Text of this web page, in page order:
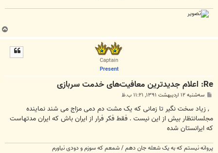
Captain
Present
Re: اعلام جدید‌ترین معافیت‌های خدمت سربازی
ت
سه‌شنبه ۱۲ اردیبهشت ۱۳۹۱, ۱۱:۲۱ ب.ظ
, زیاد سخت نگیر تا زمانی که یک مشت دم دمی مزاج می شند نماینده
مجلسانتظار بیش از این نیست . فقط فکر فرار از ایران باش که ایران مدتهاست
که ایرانستان شده
پروانه نیستم که به یک شعله جان دهم / شمعم که سوزم و دودی نیاورم